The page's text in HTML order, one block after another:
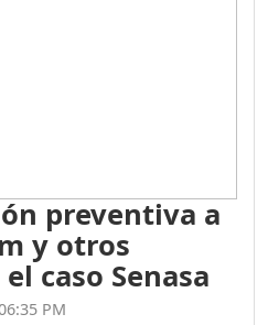
preventiva a
y otros
caso Senasa
PM